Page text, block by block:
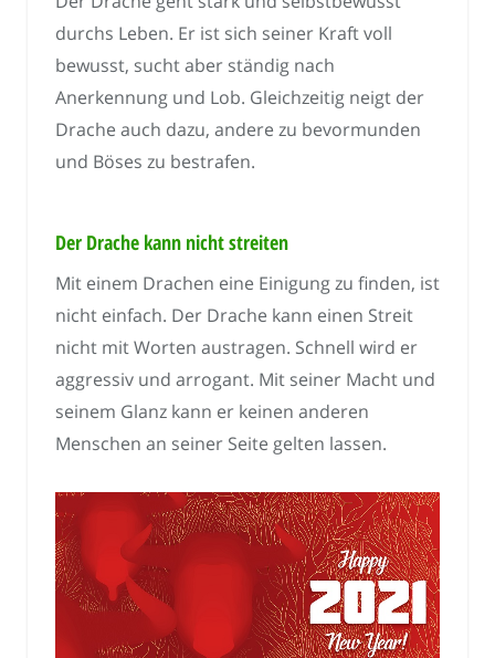
durchs Leben. Er ist sich seiner Kraft voll
bewusst, sucht aber ständig nach
Anerkennung und Lob. Gleichzeitig neigt der
Drache auch dazu, andere zu bevormunden
und Böses zu bestrafen.
Der Drache kann nicht streiten
Mit einem Drachen eine Einigung zu finden, ist
nicht einfach. Der Drache kann einen Streit
nicht mit Worten austragen. Schnell wird er
aggressiv und arrogant. Mit seiner Macht und
seinem Glanz kann er keinen anderen
Menschen an seiner Seite gelten lassen.